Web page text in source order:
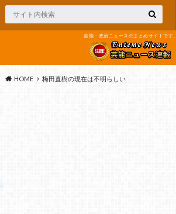
芸能・政治ニュースのまとめサイトです。
HOME 梅田直樹の現在は不明らしい